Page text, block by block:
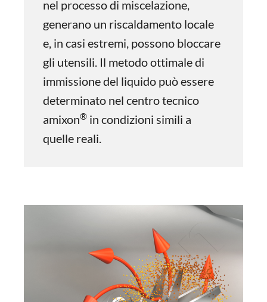
nel processo di miscelazione,
generano un riscaldamento locale
e, in casi estremi, possono bloccare
gli utensili. Il metodo ottimale di
immissione del liquido può essere
determinato nel centro tecnico
amixon® in condizioni simili a
quelle reali.